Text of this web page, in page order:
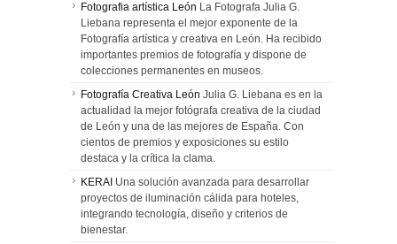
Fotografia artística León La Fotografa Julia G.
Liebana representa el mejor exponente de la
Fotografía artística y creativa en León. Ha recibido
importantes premios de fotografía y dispone de
colecciones permanentes en museos.
Fotografía Creativa León Julia G. Liebana es en la
actualidad la mejor fotógrafa creativa de la ciudad
de León y una de las mejores de España. Con
cientos de premios y exposiciones su estilo
destaca y la crítica la clama.
KERAI Una solución avanzada para desarrollar
proyectos de iluminación cálida para hoteles,
integrando tecnología, diseño y criterios de
bienestar.